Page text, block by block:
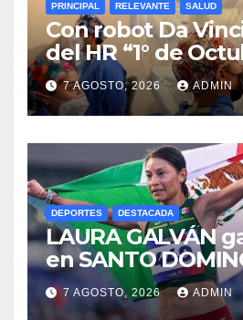
PRINCIPAL RELEVANTE SALUD
Con robot Da
del HR “1° de
ISSSTE retiran
paciente de 72
7 AGOSTO, 2026 ADMIN
DEPORTES DESTACADA
LAURA GALVÁN
en SANTO
dedica Medalla a
fallecidos
7 AGOSTO, 2026 ADMIN